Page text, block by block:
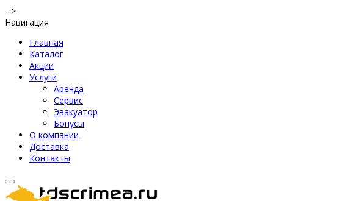
-->
Навигация
Главная
Каталог
Акции
Услуги
Аренда
Сервис
Эвакуатор
Бонусы
О компании
Доставка
Контакты